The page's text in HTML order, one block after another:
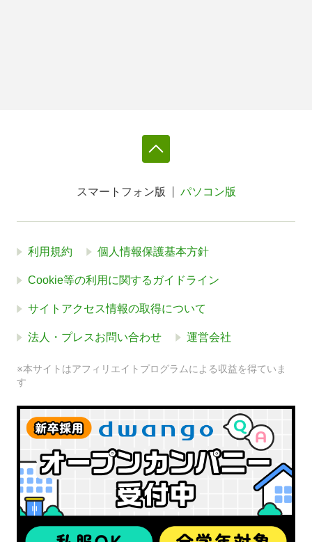
スマートフォン版 パソコン版
利用規約 個人情報保護基本方針
Cookie等の利用に関するガイドライン
サイトアクセス情報の取得について
法人・プレスお問い合わせ 運営会社
※本サイトはアフィリエイトプログラムによる収益を得ていま
す